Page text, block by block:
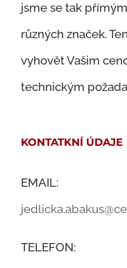
jsme se tak
různých značek.
vyhovět Vašim
technickým
KONTATKNÍ ÚDAJE
EMAIL:
TELEFON: